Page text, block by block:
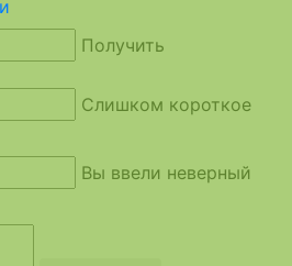
Получить
Слишком короткое
Вы ввели неверный